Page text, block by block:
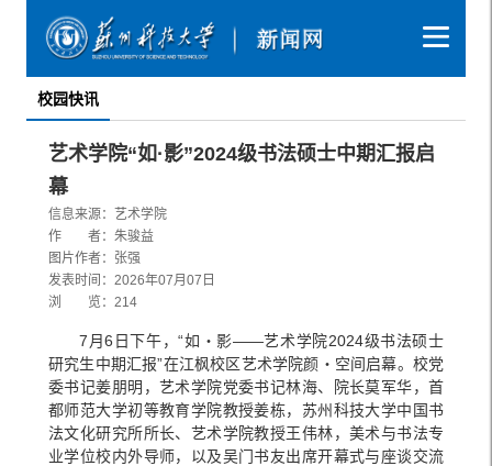
校园快讯
艺术学院“如·影”2024级书法硕士中期汇报启
幕
信息来源：艺术学院
作 者：朱骏益
图片作者：张强
发表时间：2026年07月07日
浏 览： 214
7月6日下午，“如・影——艺术学院2024级书法硕士
研究生中期汇报”在江枫校区艺术学院颜・空间启幕。校党
委书记姜朋明，艺术学院党委书记林海、院长莫军华，首
都师范大学初等教育学院教授姜栋，苏州科技大学中国书
法文化研究所所长、艺术学院教授王伟林，美术与书法专
业学位校内外导师，以及吴门书友出席开幕式与座谈交流